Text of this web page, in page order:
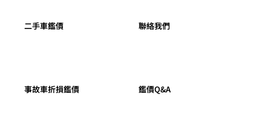
二手車鑑價
事故車折損鑑價
聯絡我們
鑑價Q&A